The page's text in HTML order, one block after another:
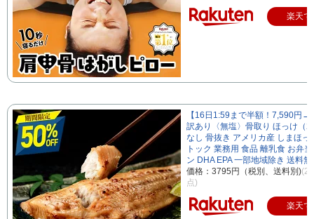
楽天で
【16日1:59まで半額！7,590円
訳あり〈無塩〉骨取り ほっけ（
なし 骨抜き アメリカ産 しまほっ
トック 業務用 食品 離乳食 お弁
ン DHA EPA 一部地域除き 送料無
価格：3795円（税別、送料別)
点)
楽天で